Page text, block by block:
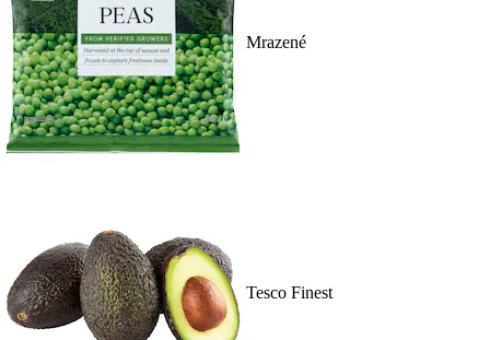
Mrazené
Tesco Finest